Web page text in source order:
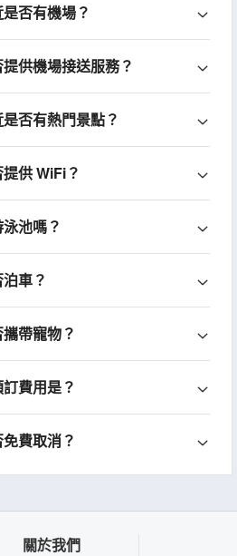
否有機場？
供機場接送服務？
否有熱門景點？
供 WiFi？
池嗎？
車？
帶寵物？
費用是？
費取消？
關於我們